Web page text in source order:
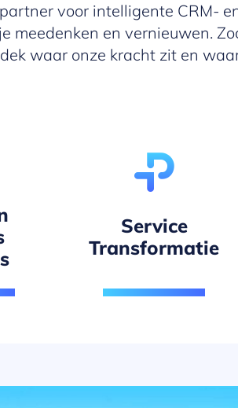
voor intelligente CRM-
meedenken en vernieuwen.
waar onze kracht zit en
Service
Transformatie